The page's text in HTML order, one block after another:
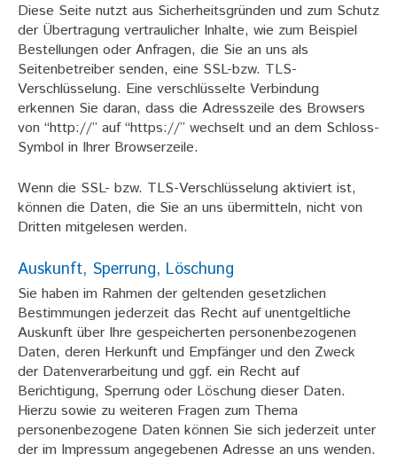
Diese Seite nutzt aus Sicherheitsgründen und zum Schutz
der Übertragung vertraulicher Inhalte, wie zum Beispiel
Bestellungen oder Anfragen, die Sie an uns als
Seitenbetreiber senden, eine SSL-bzw. TLS-
Verschlüsselung. Eine verschlüsselte Verbindung
erkennen Sie daran, dass die Adresszeile des Browsers
von “http://” auf “https://” wechselt und an dem Schloss-
Symbol in Ihrer Browserzeile.
Wenn die SSL- bzw. TLS-Verschlüsselung aktiviert ist,
können die Daten, die Sie an uns übermitteln, nicht von
Dritten mitgelesen werden.
Auskunft, Sperrung, Löschung
Sie haben im Rahmen der geltenden gesetzlichen
Bestimmungen jederzeit das Recht auf unentgeltliche
Auskunft über Ihre gespeicherten personenbezogenen
Daten, deren Herkunft und Empfänger und den Zweck
der Datenverarbeitung und ggf. ein Recht auf
Berichtigung, Sperrung oder Löschung dieser Daten.
Hierzu sowie zu weiteren Fragen zum Thema
personenbezogene Daten können Sie sich jederzeit unter
der im Impressum angegebenen Adresse an uns wenden.